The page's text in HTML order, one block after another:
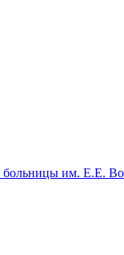
больницы им. Е.Е.